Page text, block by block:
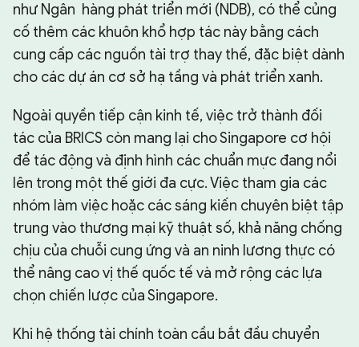
như Ngân hàng phát triển mới (NDB), có thể củng
cố thêm các khuôn khổ hợp tác này bằng cách
cung cấp các nguồn tài trợ thay thế, đặc biệt dành
cho các dự án cơ sở hạ tầng và phát triển xanh.
Ngoài quyền tiếp cận kinh tế, việc trở thành đối
tác của BRICS còn mang lại cho Singapore cơ hội
để tác động và định hình các chuẩn mực đang nổi
lên trong một thế giới đa cực. Việc tham gia các
nhóm làm việc hoặc các sáng kiến chuyên biệt tập
trung vào thương mại kỹ thuật số, khả năng chống
chịu của chuỗi cung ứng và an ninh lương thực có
thể nâng cao vị thế quốc tế và mở rộng các lựa
chọn chiến lược của Singapore.
Khi hệ thống tài chính toàn cầu bắt đầu chuyển